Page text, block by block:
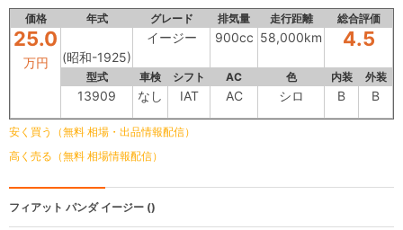
価格 年式 グレード 排気量 走行距離 総合評価
25.0
万円 (昭和-1925)
イージー 900cc 58,000km 4.5
型式 車検 シフト AC 色 内装 外装
13909 なし IAT AC シロ B B
安く買う（無料 相場・出品情報配信）
高く売る（無料 相場情報配信）
フィアット パンダ イージー ()